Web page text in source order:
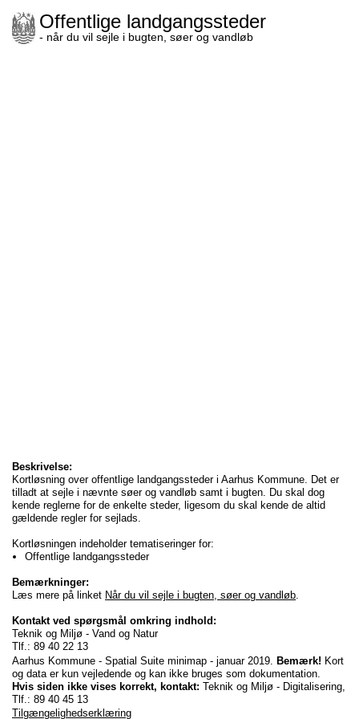
Offentlige landgangssteder
- når du vil sejle i bugten, søer og vandløb
Beskrivelse:
Kortløsning over offentlige landgangssteder i Aarhus Kommune. Det er
tilladt at sejle i nævnte søer og vandløb samt i bugten. Du skal dog
kende reglerne for de enkelte steder, ligesom du skal kende de altid
gældende regler for sejlads.
Kortløsningen indeholder tematiseringer for:
Offentlige landgangssteder
Bemærkninger:
Læs mere på linket Når du vil sejle i bugten, søer og vandløb.
Kontakt ved spørgsmål omkring indhold:
Teknik og Miljø - Vand og Natur
Tlf.: 89 40 22 13
Aarhus Kommune - Spatial Suite minimap - januar 2019. Bemærk! Kort
og data er kun vejledende og kan ikke bruges som dokumentation.
Hvis siden ikke vises korrekt, kontakt: Teknik og Miljø - Digitalisering,
Tlf.: 89 40 45 13
Tilgængelighedserklæring